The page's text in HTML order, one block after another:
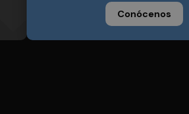
Conócenos